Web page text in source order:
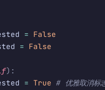
= False
= False
):
= True # 优雅取消标